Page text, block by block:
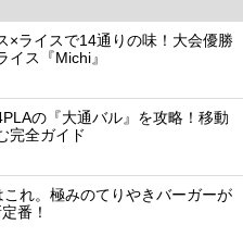
×ライスで14通りの味！大会優勝
イス『Michi』
の『大通バル』を攻略！移動
完全ガイド
れ。極みのてりやきバーガーが
番！